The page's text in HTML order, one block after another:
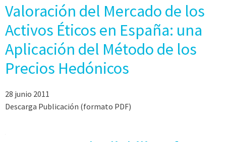
Valoración del Mercado de los
Activos Éticos en España: una
Aplicación del Método de los
Precios Hedónicos
28 junio 2011
Descarga Publicación (formato PDF)